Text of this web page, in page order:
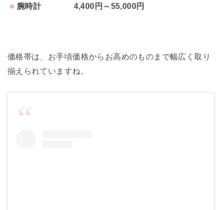
腕時計 4,400円～55,000円
価格帯は、お手頃価格からお高めのものまで幅広く取り
揃えられていますね。